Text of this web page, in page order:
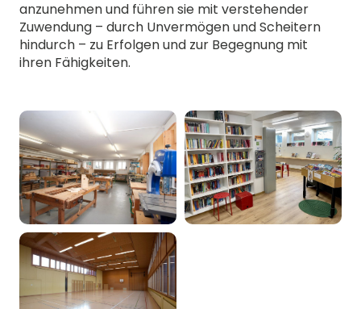
anzunehmen und führen sie mit verstehender
Zuwendung – durch Unvermögen und Scheitern
hindurch – zu Erfolgen und zur Begegnung mit
ihren Fähigkeiten.